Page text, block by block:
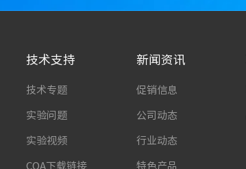
技术支持
技术专题
实验问题
实验视频
COA下载链接
新闻资讯
促销信息
公司动态
行业动态
特色产品